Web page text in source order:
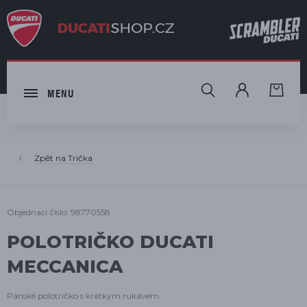
MENU HLEDAT
Trička
Objednací číslo: 98770558
POLOTRIČKO DUCATI
MECCANICA
Pánské polotričko s krátkým rukávem.